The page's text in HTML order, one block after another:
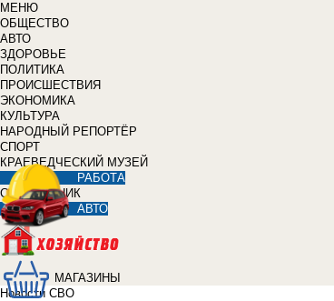
МЕНЮ
ОБЩЕСТВО
АВТО
ЗДОРОВЬЕ
ПОЛИТИКА
ПРОИСШЕСТВИЯ
ЭКОНОМИКА
КУЛЬТУРА
НАРОДНЫЙ РЕПОРТЁР
СПОРТ
КРАЕВЕДЧЕСКИЙ МУЗЕЙ
РАБОТА
СПРАВОЧНИК
АВТО
МАГАЗИНЫ
Новости СВО